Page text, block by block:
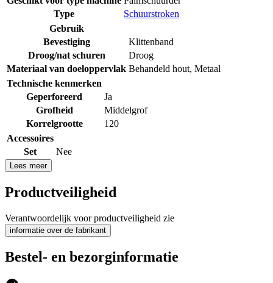
Type
Schuurstroken
Gebruik
Bevestiging
Klittenband
Droog/nat schuren
Droog
Materiaal van doeloppervlak Behandeld hout, Metaal
Technische kenmerken
Geperforeerd
Ja
Grofheid
Middelgrof
Korrelgrootte
120
Accessoires
Set
Nee
Lees meer
Productveiligheid
Verantwoordelijk voor productveiligheid zie
informatie over de fabrikant
Bestel- en bezorginformatie